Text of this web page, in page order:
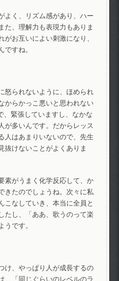
よく、リズム感があり、ハー
た、理解力も表現力もありま
がお互いによい刺激になり、
すね。
怒られないように、ほめられ
からかっこ悪いと思われない
緊張していますし、なかな
が多いんです。だからレッス
人はあまりいないので、先生
抜けないことがよくありま
素がうまく化学反応して、か
きたのでしょうね。次々に私
こなしていき、本当に全員と
たし、「ああ、歌うのって楽
うです。
け、やっぱり人が成長するの
、「同じぐらいのレベルのラ